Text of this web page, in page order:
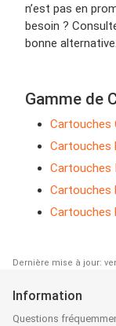
n’est pas en
besoin ?
bonne alternative.
Gamme de
Cartouches
Cartouches
Cartouches
Cartouches
Cartouches
Dernière mise à jour:
Information
Questions